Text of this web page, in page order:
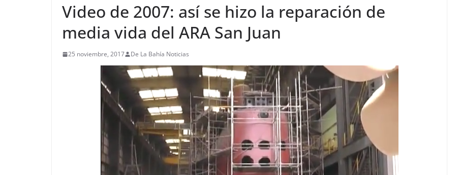
Video de 2007: así se hizo la reparación de
media vida del ARA San Juan
25 noviembre, 2017 De La Bahía Noticias